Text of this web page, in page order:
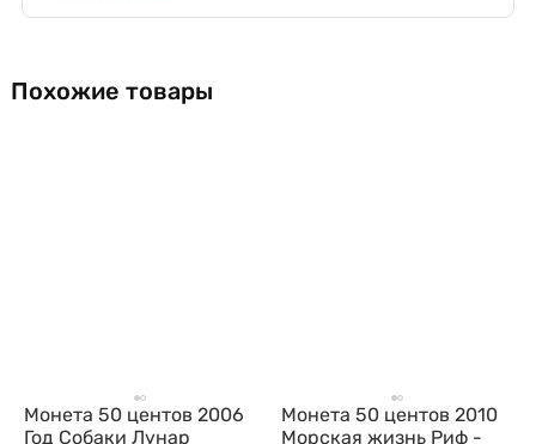
Похожие товары
Монета 50 центов 2006
Год Собаки Лунар
Монета 50 центов 2010
Морская жизнь Риф -